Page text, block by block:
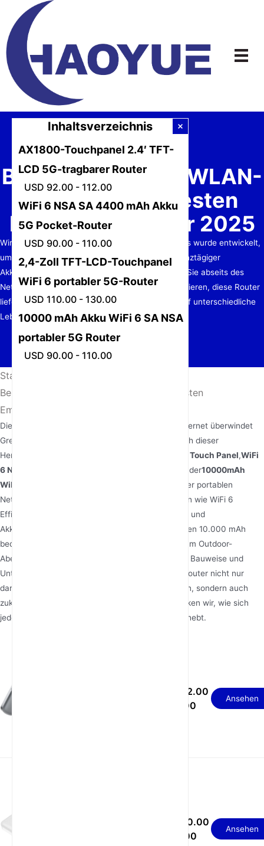
Inhalt
springen
Beste 5G-Pocket-WLAN-
Router: Die 4 besten
Empfehlungen für 2025
Wir stellen vier herausragende Modelle vor – jedes wurde entwickelt,
um in einzigartigen Szenarien zu glänzen, von ganztägiger
Akkulaufzeit bis hin zu Touchscreen-Komfort. Ob Sie abseits des
Netzes unterwegs sind oder Ihr Homeoffice optimieren, diese Router
liefern unübertroffene Leistung, zugeschnitten auf unterschiedliche
Lebensstile.
Startseite
Beste 5G-Pocket-WLAN-Router: Die 4 besten
Empfehlungen für 2025
Inhaltsverzeichnis
AX1800-Touchpanel 2.4′ TFT-
LCD 5G-tragbarer Router
USD 92.00 - 112.00
WiFi 6 NSA SA 4400 mAh Akku
5G Pocket-Router
USD 90.00 - 110.00
2,4-Zoll TFT-LCD-Touchpanel
WiFi 6 portabler 5G-Router
USD 110.00 - 130.00
10000 mAh Akku WiFi 6 SA NSA
portabler 5G Router
USD 90.00 - 110.00
Die Nachfrage nach zuverlässigem, schnellem Internet überwindet
Grenzen, und 5G Pocket-WLAN-Router stellen sich dieser
Herausforderung. Diese vier Geräte – der
AX1800 Touch Panel,WiFi
6 NSA/SA 4400mAh
, und der10000mAh
WiFi 6 SA/NSA
– repräsentieren den Höhepunkt der portablen
Netzwerktechnologie. Ausgestattet mit Funktionen wie WiFi 6
Effizienz, Dual-Modus 5G-Kompatibilität (NSA/SA) und
Akkukapazitäten von 4400 mAh bis zu gigantischen 10.000 mAh
bedienen sie jeden, vom digitalen Nomaden bis zum Outdoor-
Abenteurer. Mit intuitiven Touchscreens, robuster Bauweise und
Unterstützung für globale 5G-Bänder sind diese Router nicht nur
darauf ausgelegt, moderne Bedürfnisse zu erfüllen, sondern auch
zukünftige Anforderungen zu antizipieren. Entdecken wir, wie sich
jedes Modell im umkämpften Wettbewerbsfeld abhebt.
USD 92.00
- 112.00
Ansehen
USD 90.00
- 110.00
Ansehen